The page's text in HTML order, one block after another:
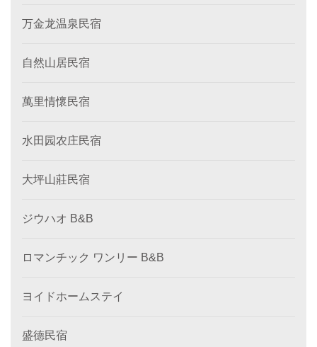
万金龙温泉民宿
自然山居民宿
萬里情懷民宿
水田园农庄民宿
大坪山莊民宿
ジウハオ B&B
ロマンチック ワンリー B&B
ヨイドホームステイ
盛德民宿